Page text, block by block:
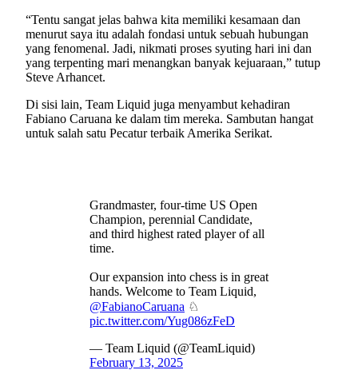
“Tentu sangat jelas bahwa kita memiliki kesamaan dan
menurut saya itu adalah fondasi untuk sebuah hubungan
yang fenomenal. Jadi, nikmati proses syuting hari ini dan
yang terpenting mari menangkan banyak kejuaraan,” tutup
Steve Arhancet.
Di sisi lain, Team Liquid juga menyambut kehadiran
Fabiano Caruana ke dalam tim mereka. Sambutan hangat
untuk salah satu Pecatur terbaik Amerika Serikat.
Grandmaster, four-time US Open
Champion, perennial Candidate,
and third highest rated player of all
time.
Our expansion into chess is in great
hands. Welcome to Team Liquid,
@FabianoCaruana ♘
pic.twitter.com/Yug086zFeD
— Team Liquid (@TeamLiquid)
February 13, 2025